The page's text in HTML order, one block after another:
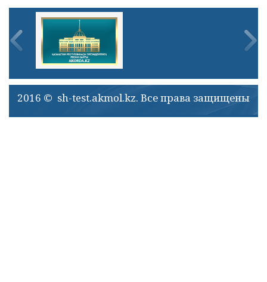
2016 © sh-test.akmol.kz. Все права защищены